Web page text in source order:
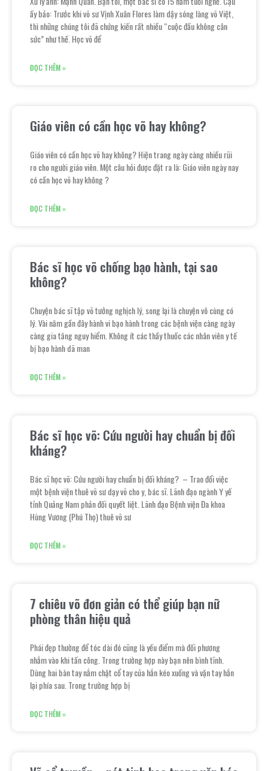
ấy bảo: Trước khi võ sư Vịnh Xuân Flores làm dậy sóng làng võ Việt,
thì những chúng tôi đã chứng kiến rất nhiều “cuộc đấu không cân
sức” như thế. Học võ để
ĐỌC THÊM »
Giáo viên có cần học võ hay không?
Giáo viên có cần học võ hay không? Hiện trang ngày càng nhiều rũi
ro cho người giáo viên. Một câu hỏi được đặt ra là: Giáo viên ngày nay
có cần học võ hay không ?
ĐỌC THÊM »
Bác sĩ học võ chống bạo hành, tại sao
không?
Chuyện bác sĩ tập võ tưởng nghịch lý, song lại là chuyện vô cùng có
lý. Vài năm gần đây hành vi bạo hành trong các bệnh viện càng ngày
càng gia tăng nguy hiểm. Không ít các thầy thuốc các nhân viên y tế
bị bạo hành dã man
ĐỌC THÊM »
Bác sĩ học võ: Cứu người hay chuẩn bị đối
kháng?
Bác sĩ học võ: Cứu người hay chuẩn bị đối kháng? – Trao đổi việc
một bệnh viện thuê võ sư dạy võ cho y, bác sĩ. Lãnh đạo ngành Y yế
tỉnh Quảng Nam phản đối quyết liệt. Lãnh đạo Bệnh viện Đa khoa
Hùng Vương (Phú Thọ) thuê võ sư
ĐỌC THÊM »
7 chiêu võ đơn giản có thể giúp bạn nữ
phòng thân hiệu quả
Phái đẹp thường để tóc dài đó cũng là yếu điểm mà đối phương
nhắm vào khi tấn công. Trong trường hợp này bạn nên bình tĩnh.
Dùng hai bàn tay nắm chặt cổ tay của hắn kéo xuống và vặn tay hắn
lại phía sau. Trong trường hợp bị
ĐỌC THÊM »